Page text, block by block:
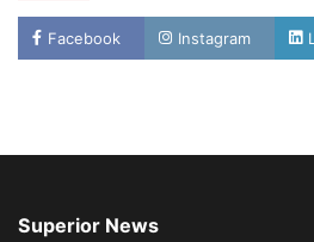
Facebook Instagram
Superior News